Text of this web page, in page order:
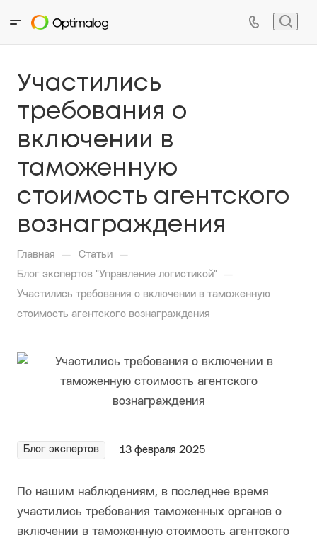
Участились
требования о
включении в
таможенную
стоимость агентского
вознаграждения
Главная — Статьи —
Блог экспертов "Управление логистикой" —
Участились требования о включении в таможенную
стоимость агентского вознаграждения
Блог экспертов 13 февраля 2025
По нашим наблюдениям, в последнее время
участились требования таможенных органов о
включении в таможенную стоимость агентского